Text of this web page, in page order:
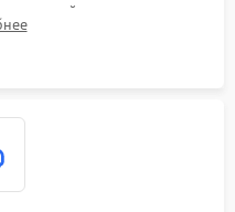
пружин и
причин люфта, смещения